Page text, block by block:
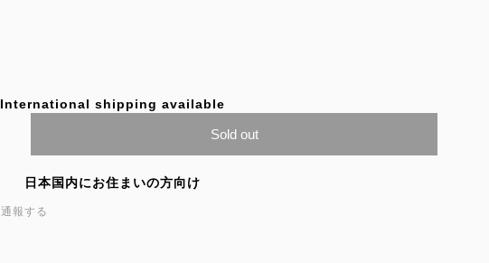
International shipping available
Sold out
日本国内にお住まいの方向け
通報する